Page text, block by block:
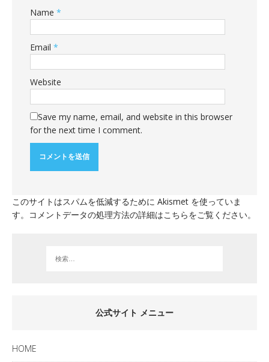
Name *
Email *
Website
Save my name, email, and website in this browser
for the next time I comment.
このサイトはスパムを低減するために Akismet を使っていま
す。 コメントデータの処理方法の詳細はこちらをご覧ください。
公式サイト メニュー
HOME